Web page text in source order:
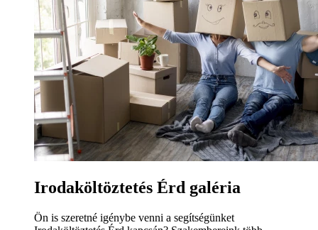
Irodaköltöztetés Érd galéria
Ön is szeretné igénybe venni a segítségünket